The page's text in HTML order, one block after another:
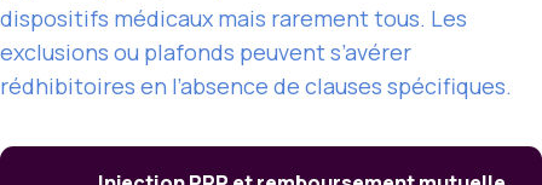
dispositifs médicaux mais rarement tous. Les
exclusions ou plafonds peuvent s’avérer
rédhibitoires en l’absence de clauses spécifiques.